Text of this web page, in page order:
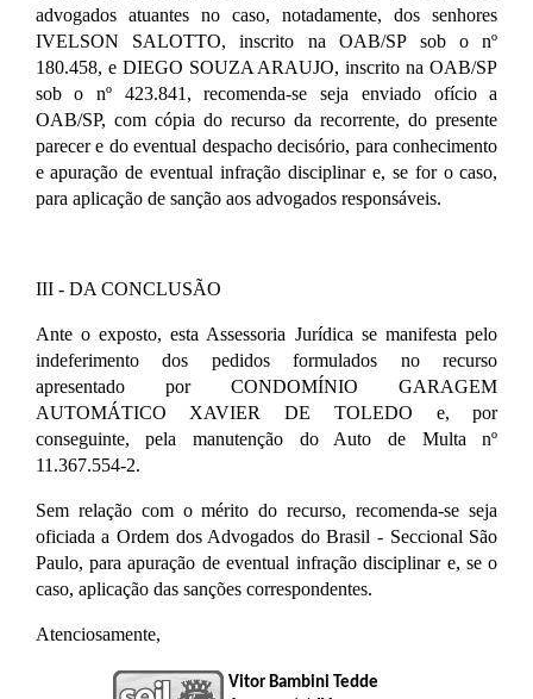
advogados atuantes no caso, notadamente, dos senhores
IVELSON SALOTTO, inscrito na OAB/SP sob o nº
180.458, e DIEGO SOUZA ARAUJO, inscrito na OAB/SP
sob o nº 423.841, recomenda-se seja enviado ofício a
OAB/SP, com cópia do recurso da recorrente, do presente
parecer e do eventual despacho decisório, para conhecimento
e apuração de eventual infração disciplinar e, se for o caso,
para aplicação de sanção aos advogados responsáveis.
III - DA CONCLUSÃO
Ante o exposto, esta Assessoria Jurídica se manifesta pelo
indeferimento dos pedidos formulados no recurso
apresentado por CONDOMÍNIO GARAGEM
AUTOMÁTICO XAVIER DE TOLEDO e, por
conseguinte, pela manutenção do Auto de Multa nº
11.367.554-2.
Sem relação com o mérito do recurso, recomenda-se seja
oficiada a Ordem dos Advogados do Brasil - Seccional São
Paulo, para apuração de eventual infração disciplinar e, se o
caso, aplicação das sanções correspondentes.
Atenciosamente,
Vitor Bambini Tedde